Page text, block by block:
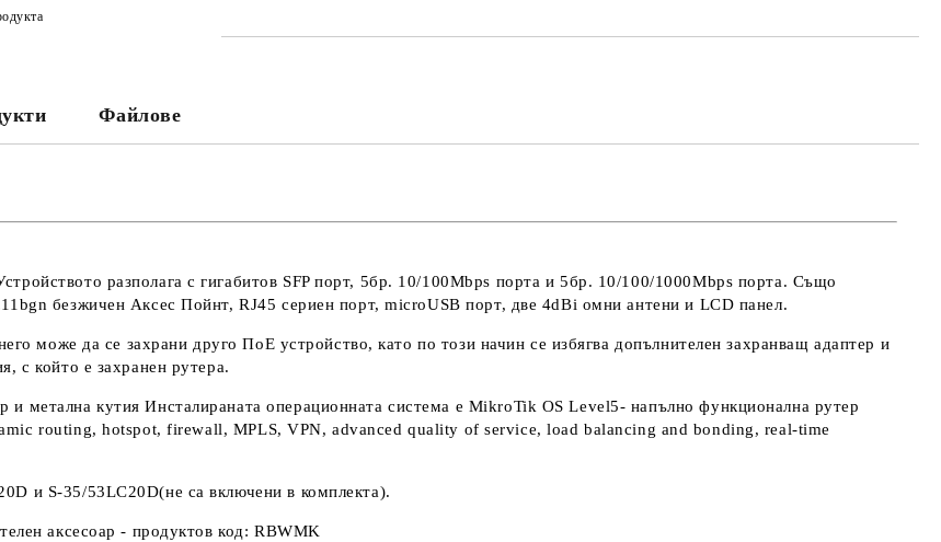
Файлове
разполага с гигабитов SFP порт, 5бр. 10/100Mbps порта и 5бр. 10/100/1000Mbps порта. Също
безжичен Аксес Пойнт, RJ45 сериен порт, microUSB порт, две 4dBi омни антени и LCD панел.
може да се захрани друго ПоЕ устройство, като по този начин се избягва допълнителен захранващ адаптер и
с който е захранен рутера.
метална кутия Инсталираната операционната система е MikroTik OS Level5- напълно функционална рутер
routing, hotspot, firewall, MPLS, VPN, advanced quality of service, load balancing and bonding, real-time
и S-35/53LC20D(не са включени в комплекта).
аксесоар - продуктов код: RBWMK